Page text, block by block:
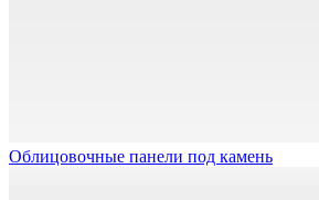
Облицовочные панели под камень